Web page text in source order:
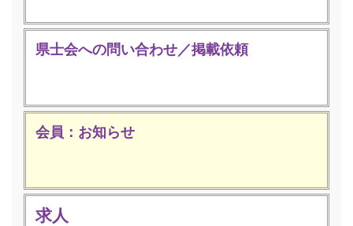
県士会への問い合わせ／掲載依頼
会員：お知らせ
求人